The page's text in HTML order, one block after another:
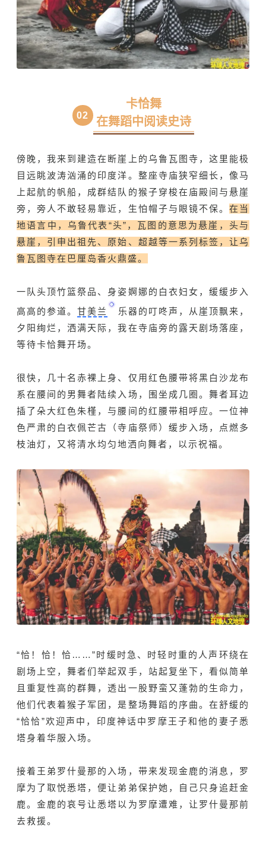
02
卡恰舞
在舞蹈中阅读史诗
傍晚，我来到建造在断崖上的乌鲁瓦图寺，这里能极
目远眺波涛汹涌的 印度洋。整座寺庙狭窄细长，像马
上起航的帆船，成群结队的猴子穿梭在庙殿间与悬崖
旁，旁人不敢轻易靠近，生怕帽子与眼镜不保。 在当
地语言中，乌鲁代表“头”，瓦图的意思为悬崖，头与
悬崖，引申出祖先、原始、超越等一系列标签，让乌
鲁瓦图寺在巴厘岛香火鼎盛。
一队头顶竹篮祭品、身姿婀娜的白衣妇女，缓缓步入
高高的参道。 甘美兰
乐器的叮咚声，从崖顶飘来，
夕阳绚烂，洒满天际，我在寺庙旁的露天剧场落座，
等待卡恰舞开场。
很快，几十名赤裸上身、仅用红色腰带将黑白沙龙布
系在腰间的男舞者陆续入场，围坐成几圈。舞者耳边
插了朵大红色朱槿，与腰间的红腰带相呼应。一位神
色严肃的白衣佩芒古（寺庙祭师）缓步入场，点燃多
枝油灯，又将清水均匀地洒向舞者，以示祝福。
“恰！恰！恰……”时缓时急、时轻时重的人声环绕在
剧场上空，舞者们举起双手，站起复坐下，看似简单
且重复性高的群舞，透出一股野蛮又蓬勃的生命力，
他们代表着猴子军团，是整场舞蹈的序曲。在舒缓的
“恰恰”欢迎声中，印度神话中罗摩王子和他的妻子悉
塔身着华服入场。
接着王弟罗什曼那的入场，带来发现金鹿的消息，罗
摩为了取悦悉塔，便让弟弟保护她，自己只身追赶金
鹿。金鹿的哀号让悉塔以为罗摩遭难，让罗什曼那前
去救援。